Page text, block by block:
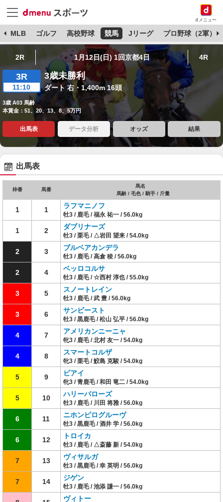
dメニュー
MLB ゴルフ 高校野球 競馬 Jリーグ プロ野球（2軍）
2R 1月12日(日) 1回京都4日 4R
3R
11:10
3歳未勝利
ダート 右・1,400m 16頭
3歳 A03 馬齢
本賞金：51、20、13、8、5万円
出馬表 データ分析 オッズ 結果
出馬表
枠番 馬番
馬名
馬齢 / 毛色 / 騎手 / 斤量
1 1 ラフマニノフ
牡3 / 鹿毛 / 福永 祐一 / 56.0kg
1 2 ダブリナーズ
牡3 / 栗毛 / △岩田 望来 / 54.0kg
2 3 ブルベアカンデラ
牡3 / 鹿毛 / 高倉 稜 / 56.0kg
2 4 ベッロコルサ
牡3 / 鹿毛 / ☆西村 淳也 / 55.0kg
3 5 スノートレイン
牡3 / 鹿毛 / 武 豊 / 56.0kg
3 6 サンビースト
牡3 / 黒鹿毛 / 松山 弘平 / 56.0kg
4 7 アメリカンニーニャ
牝3 / 鹿毛 / 北村 友一 / 54.0kg
4 8 スマートコルザ
牝3 / 栗毛 / 鮫島 克駿 / 54.0kg
5 9 ビアイ
牝3 / 青鹿毛 / 和田 竜二 / 54.0kg
5 10 ハリーバローズ
牡3 / 鹿毛 / 川田 将雅 / 56.0kg
6 11 ニホンピログルーヴ
牡3 / 黒鹿毛 / 酒井 学 / 56.0kg
6 12 トロイカ
牡3 / 鹿毛 / △斎藤 新 / 54.0kg
7 13 ヴィサルガ
牡3 / 黒鹿毛 / 幸 英明 / 56.0kg
7 14 ジゲン
牡3 / 鹿毛 / 池添 謙一 / 56.0kg
ヴィトー